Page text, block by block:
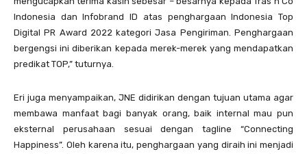
Indonesia dan Infobrand ID atas penghargaan Indonesia Top
Digital PR Award 2022 kategori Jasa Pengiriman. Penghargaan
bergengsi ini diberikan kepada merek-merek yang mendapatkan
predikat TOP,” tuturnya.
Eri juga menyampaikan, JNE didirikan dengan tujuan utama agar
membawa manfaat bagi banyak orang, baik internal mau pun
eksternal perusahaan sesuai dengan tagline “Connecting
Happiness”. Oleh karena itu, penghargaan yang diraih ini menjadi